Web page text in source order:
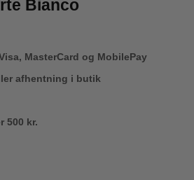
Bianco
MasterCard og MobilePay
afhentning i butik
500 kr.